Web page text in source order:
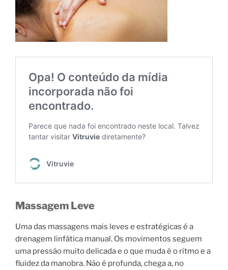
Massagem Leve
Uma das massagens mais leves e estratégicas é a
drenagem linfática manual. Os movimentos seguem
uma pressão muito delicada e o que muda é o ritmo e a
fluidez da manobra. Não é profunda, chega a, no